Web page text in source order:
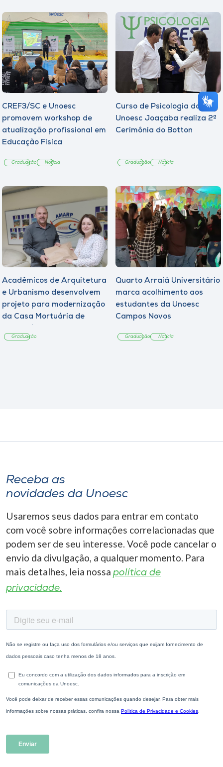
CREF3/SC e Unoesc
promovem workshop de
atualização profissional em
Educação Física
Graduação Notícia
Curso de Psicologia da
Unoesc Joaçaba realiza 2ª
Cerimônia do Botton
Graduação Notícia
Acadêmicos de Arquitetura
e Urbanismo desenvolvem
projeto para modernização
da Casa Mortuária de
Graduação
Quarto Arraiá Universitário
marca acolhimento aos
estudantes da Unoesc
Campos Novos
Graduação Notícia
Receba as
novidades da Unoesc
Usaremos seus dados para entrar em contato
com você sobre informações correlacionadas que
podem ser de seu interesse. Você pode cancelar o
envio da divulgação, a qualquer momento. Para
mais detalhes, leia nossa política de
privacidade.